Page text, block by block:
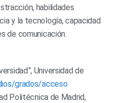
habilidades
y la tecnología, capacidad
de comunicación.
Universidad de
grados/acceso
Politécnica de Madrid,